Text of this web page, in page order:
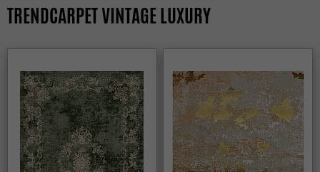
TRENDCARPET VINTAGE LUXURY